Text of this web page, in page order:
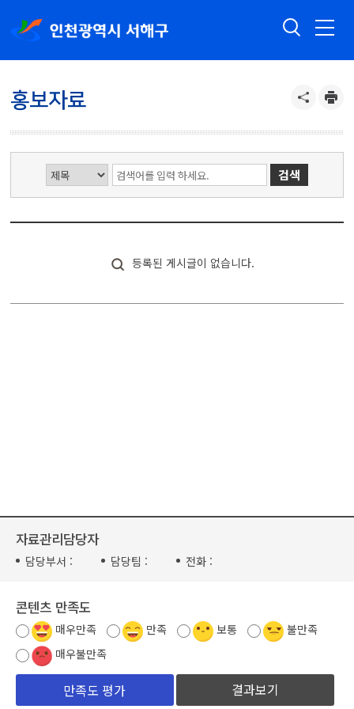
홍보자료
등록된 게시글이 없습니다.
자료관리담당자
담당부서 : 담당팀 : 전화 :
콘텐츠 만족도
매우만족 만족 보통
불만족
매우불만족
결과보기